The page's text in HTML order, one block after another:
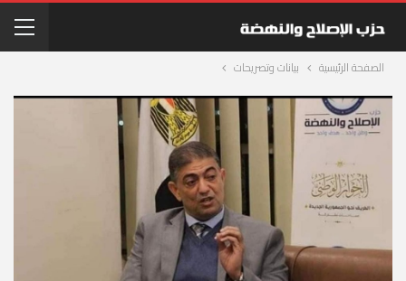
الصفحة الرئيسية بيانات وتصريحات